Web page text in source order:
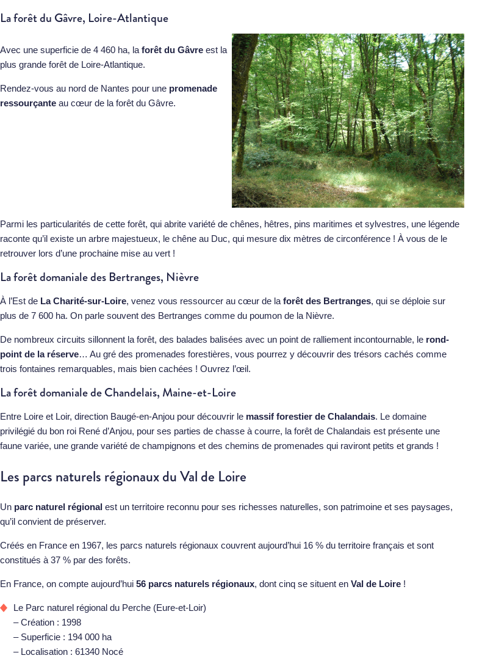
La forêt du Gâvre, Loire-Atlantique
Avec une superficie de 4 460 ha, la forêt du Gâvre est la
plus grande forêt de Loire-Atlantique.
Rendez-vous au nord de Nantes pour une promenade
ressourçante au cœur de la forêt du Gâvre.
Parmi les particularités de cette forêt, qui abrite variété de chênes, hêtres, pins maritimes et sylvestres, une légende
raconte qu’il existe un arbre majestueux, le chêne au Duc, qui mesure dix mètres de circonférence ! À vous de le
retrouver lors d’une prochaine mise au vert !
La forêt domaniale des Bertranges, Nièvre
À l’Est de La Charité-sur-Loire, venez vous ressourcer au cœur de la forêt des Bertranges, qui se déploie sur
plus de 7 600 ha. On parle souvent des Bertranges comme du poumon de la Nièvre.
De nombreux circuits sillonnent la forêt, des balades balisées avec un point de ralliement incontournable, le rond-
point de la réserve… Au gré des promenades forestières, vous pourrez y découvrir des trésors cachés comme
trois fontaines remarquables, mais bien cachées ! Ouvrez l’œil.
La forêt domaniale de Chandelais, Maine-et-Loire
Entre Loire et Loir, direction Baugé-en-Anjou pour découvrir le massif forestier de Chalandais. Le domaine
privilégié du bon roi René d’Anjou, pour ses parties de chasse à courre, la forêt de Chalandais est présente une
faune variée, une grande variété de champignons et des chemins de promenades qui raviront petits et grands !
Les parcs naturels régionaux du Val de Loire
Un parc naturel régional est un territoire reconnu pour ses richesses naturelles, son patrimoine et ses paysages,
qu’il convient de préserver.
Créés en France en 1967, les parcs naturels régionaux couvrent aujourd’hui 16 % du territoire français et sont
constitués à 37 % par des forêts.
En France, on compte aujourd’hui 56 parcs naturels régionaux, dont cinq se situent en Val de Loire !
Le Parc naturel régional du Perche (Eure-et-Loir)
– Création : 1998
– Superficie : 194 000 ha
– Localisation : 61340 Nocé